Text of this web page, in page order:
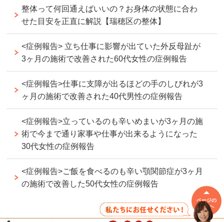
整体って何回通えばいいの？お身体の状態に合わ
せた目安を正直に解説【瑞穂区の整体】
<症例報告> 立ち仕事に影響が出ていた外反母趾が
3ヶ月の施術で改善された60代女性の症例報告
<症例報告>仕事に支障が出るほどの手のしびれが3
ヶ月の施術で改善された40代男性の症例報告
<症例報告>立っているのも辛いめまいが3ヶ月の施
術で今まで通り家事や仕事が出来るようになった
30代女性の症例報告
<症例報告>ご飯を食べるのも辛い顎関節症が3ヶ月
の施術で改善した50代女性の症例報告
ページの
先頭へ